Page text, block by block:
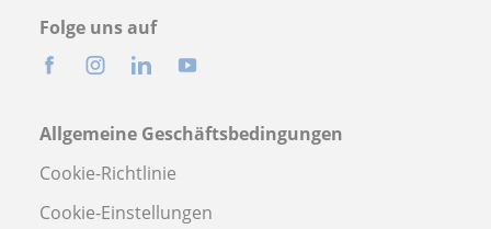
Folge uns auf
Allgemeine Geschäftsbedingungen
Cookie-Richtlinie
Cookie-Einstellungen